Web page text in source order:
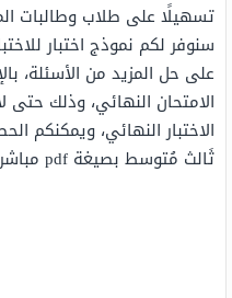
تسهيلًا على طلاب وطالبات
سنوفر لكم نموذج اختبار
على حل المزيد من الأسئلة،
الامتحان النهائي، وذلك حتى
الاختبار النهائي، ويمكنكم
ثَالث مُتوسط بصيغة pdf مباشرة “